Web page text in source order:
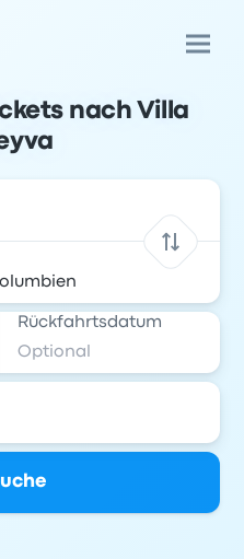
nach Villa
Rückfahrtsdatum